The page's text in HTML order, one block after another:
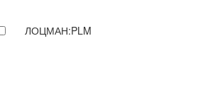
ЛОЦМАН:PLM